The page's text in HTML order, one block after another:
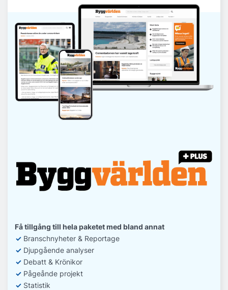
Få tillgång till hela paketet med bland annat
✓ Branschnyheter & Reportage
✓ Djupgående analyser
✓ Debatt & Krönikor
✓ Pågeånde projekt
✓ Statistik